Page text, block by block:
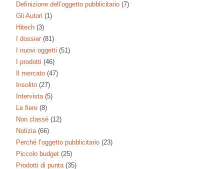
Definizione dell’oggetto pubblicitario (7)
Gli Autori (1)
Hitech (3)
I dossier (81)
I nuovi oggetti (51)
I prodotti (46)
Il mercato (47)
Insolito (27)
Intervista (5)
Le fiere (8)
Non classé (12)
Notizia (66)
Perché l’oggetto pubblicitario (23)
Piccolo budget (25)
Prodotti di punta (35)